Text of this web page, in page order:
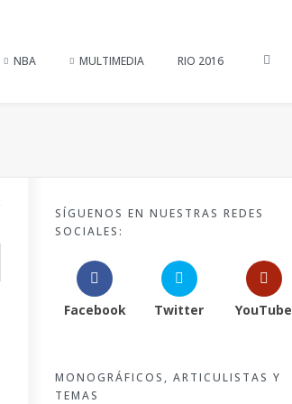
NBA MULTIMEDIA RIO 2016
SÍGUENOS EN NUESTRAS REDES
SOCIALES:
Facebook Twitter YouTube
MONOGRÁFICOS, ARTICULISTAS Y
TEMAS